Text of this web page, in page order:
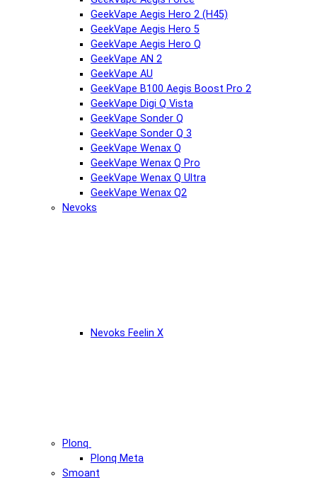
GeekVape Aegis Hero 2 (H45)
GeekVape Aegis Hero 5
GeekVape Aegis Hero Q
GeekVape AN 2
GeekVape AU
GeekVape B100 Aegis Boost Pro 2
GeekVape Digi Q Vista
GeekVape Sonder Q
GeekVape Sonder Q 3
GeekVape Wenax Q
GeekVape Wenax Q Pro
GeekVape Wenax Q Ultra
GeekVape Wenax Q2
Nevoks
Nevoks Feelin X
Plonq
Plonq Meta
Smoant